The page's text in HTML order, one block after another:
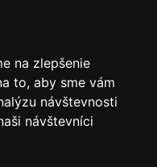
na zlepšenie
to, aby sme vám
návštevnosti
návštevníci